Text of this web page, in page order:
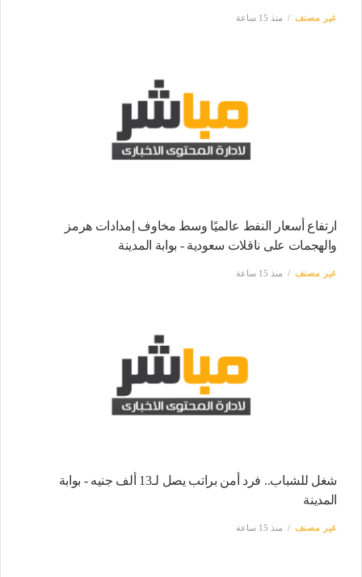
غير مصنف منذ 15 ساعة
ارتفاع أسعار النفط عالميًا وسط مخاوف إمدادات هرمز
والهجمات على ناقلات سعودية - بوابة المدينة
غير مصنف منذ 15 ساعة
شغل للشباب.. فرد أمن براتب يصل لـ13 ألف جنيه - بوابة
المدينة
غير مصنف منذ 15 ساعة